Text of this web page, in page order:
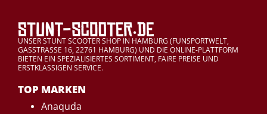
UNSER STUNT SCOOTER SHOP IN HAMBURG (FUNSPORTWELT,
GASSTRASSE 16, 22761 HAMBURG) UND DIE ONLINE-PLATTFORM
BIETEN EIN SPEZIALISIERTES SORTIMENT, FAIRE PREISE UND
ERSTKLASSIGEN SERVICE.
TOP MARKEN
Anaquda